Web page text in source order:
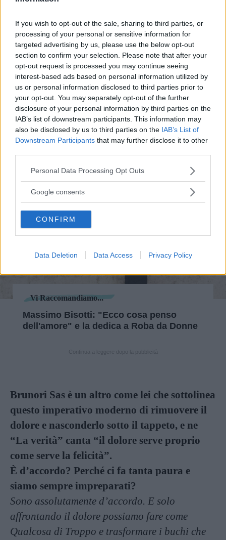
If you wish to opt-out of the sale, sharing to third parties, or
processing of your personal or sensitive information for
targeted advertising by us, please use the below opt-out
section to confirm your selection. Please note that after your
opt-out request is processed you may continue seeing
interest-based ads based on personal information utilized by
us or personal information disclosed to third parties prior to
your opt-out. You may separately opt-out of the further
disclosure of your personal information by third parties on the
IAB’s list of downstream participants. This information may
also be disclosed by us to third parties on the IAB’s List of
Downstream Participants that may further disclose it to other
Please note that this website/app uses one or more Google
not limited to your visit or usage behaviour. You may click to
use your data for below specified purposes in below Google
consent section.
Personal Data Processing Opt Outs
Google consents
CONFIRM
Data Deletion Data Access Privacy Policy
stessa compulsività con un Nokia dell’altro
secolo, con cui mi è possibile solo fare e
ricevere chiamate e spedire e ricevere sms.
Internet comunque resta un pericolo per me, nei
periodi in cui l’umore è basso: e rischia di
trasformarsi in un vaso di Pandora che si
prende le mie energie, il mio tempo. Ma non mi
dà niente in cambio. Non a caso, quando
c’è, traballa…
Vi Raccomandiamo...
Massimo Bisotti: "Ecco cosa penso
dell'amore" e la dedica a Roba da Donne
Brunori Sas è un altro come lei che sottolinea
questo imperativo moderno di rimuovere il
dolore e nasconderlo sotto il tappeto, e ne
“La verità” canta “il dolore serve proprio
come serve la felicità”.
È d’accordo? Perché ci fa tanta paura e
siamo sempre impreparati?
Sono assolutamente d’accordo. E solo
affrontando il dolore possiamo fare come
Qualcosa di Troppo e trasformare i buchi che